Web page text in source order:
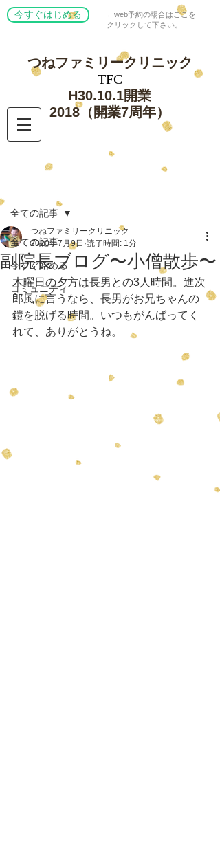
今すぐはじめる
←web予約の場合はここを
クリックして下さい。
つねファミリークリニック
​TFC
​H30.10.1開業
​2018（開業7周年）
全ての記事
今すぐ始める
コミュニティ
全ての記事
副院長ブログ〜小僧散歩〜
つねファミリークリニック
2020年7月9日 読了時間: 1分
木曜日の夕方は長男との3人時間。進次
郎風に言うなら、長男がお兄ちゃんの
鎧を脱げる時間。いつもがんばってく
れて、ありがとうね。